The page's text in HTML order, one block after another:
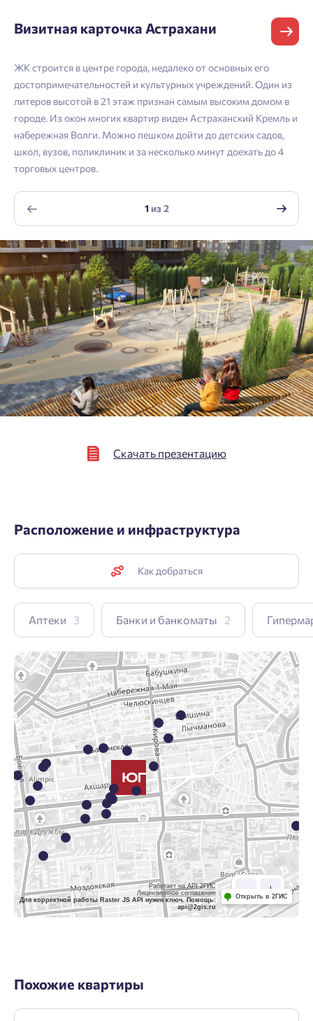
Отчество
Email
Согласен на обработкуперсональных данных
Согласен получать информационную рассылку
Отправить
Скачать презентацию
Визитная карточка Астрахани
ЖК строится в центре города, недалеко от основных его
достопримечательностей и культурных учреждений. Один из
литеров высотой в 21 этаж признан самым высоким домом в
городе. Из окон многих квартир виден Астраханский Кремль и
набережная Волги. Можно пешком дойти до детских садов,
школ, вузов, поликлиник и за несколько минут доехать до 4
торговых центров.
1из2
Расположение и инфраструктура
Как добраться
Аптеки 3 Банки и банкоматы 2
Работает на API 2ГИС
Лицензионное соглашение
Для корректной работы Raster JS API нужен ключ. Помощь:
api@2gis.ru
Открыть в 2ГИС
Похожие квартиры
Имя
Телефон
Согласен получать информационную рассылку
Отправить
Добавляйте планировки в избранное
Делитесь подборками
Больше никаких паролей! Введите номер
телефона, кликнув на кнопку «Войти» ниже
подтверждения.
Личный кабинет
Введите номер телефона, чтобы войти или
зарегистрироваться.
Телефон
Личный кабинет
Мы отправили код на номер .
Выслать код повторно через 00:58.
Отправить
Краснодар
Пермь
Екатеринбург
Владивосток
Нет времени выбирать?
Подбор квартиры за 3 минуты
Начать